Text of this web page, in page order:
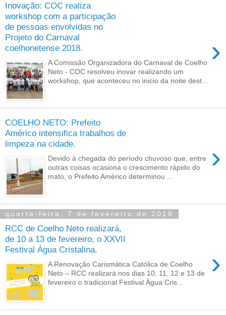
Inovação: COC realiza
workshop com a participação
de pessoas envolvidas no
Projeto do Carnaval
coelhonetense 2018.
›
A Comissão Organizadora do Carnaval de Coelho
Neto - COC resolveu inovar realizando um
workshop, que aconteceu no inicio da noite dest...
COELHO NETO: Prefeito
Américo intensifica trabalhos de
limpeza na cidade.
›
Devido à chegada do período chuvoso que, entre
outras coisas ocasiona o crescimento rápido do
mato, o Prefeito Américo determinou ...
quarta-feira, 7 de fevereiro de 2018
RCC de Coelho Neto realizará,
de 10 a 13 de fevereiro, o XXVII
Festival Água Cristalina.
›
A Renovação Carismática Católica de Coelho
Neto – RCC realizará nos dias 10, 11, 12 e 13 de
fevereiro o tradicional Festival Água Cris...